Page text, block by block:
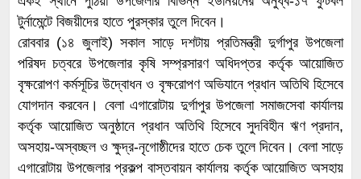
টুর্নামেন্টে বিজয়ীদের হাতে পুরস্কার তুলে দিবেন।
রোববার (১৪ জুলাই) সকাল সাড়ে দশটায় প্রতিমন্ত্রী দুর্গাপুর উপজেলা
পরিষদ চত্বরে উপজেলার কৃষি সম্প্রসারণ অধিদপ্তর কর্তৃক আয়োজিত
বৃক্ষরোপণ কর্মসূচির উদ্বোধন ও বৃক্ষরোপণ অভিযানে প্রধান অতিথি হিসেবে
যোগদান করবেন। বেলা এগারোটায় দুর্গাপুর উপজেলা সমাজসেবা কার্যালয়
কর্তৃক আয়োজিত অনুষ্ঠানে প্রধান অতিথি হিসেবে সুদবিহীন ঋণ প্রদান,
অসহায়-অস্বচ্ছল ও ক্ষুদ্র-নৃগোষ্ঠীদের হাতে চেক তুলে দিবেন। বেলা সাড়ে
এগারোটায় উপজেলার প্রকল্প বাস্তবায়ন কার্যালয় কর্তৃক আয়োজিত অসহায়